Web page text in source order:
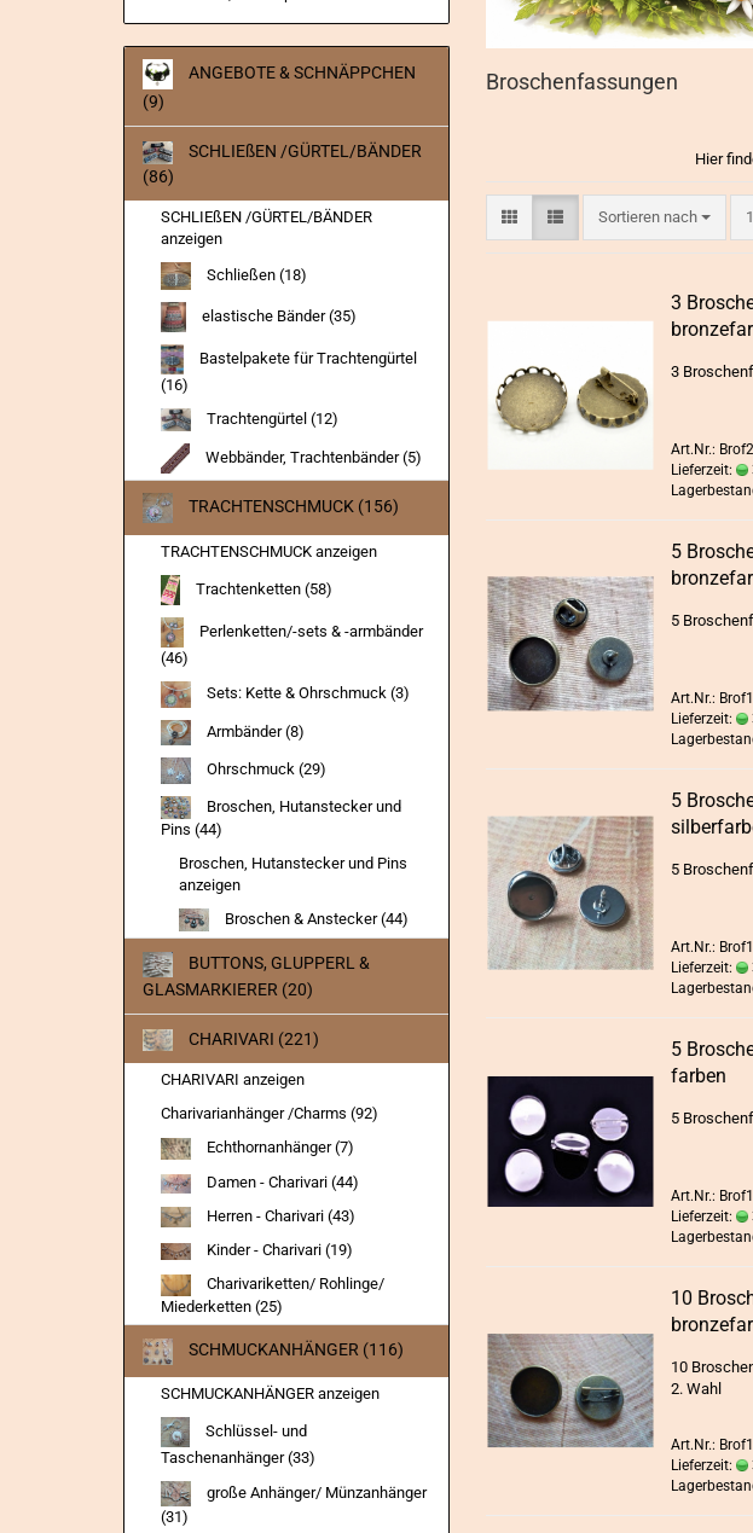
Broschenfassungen
Hier
Sortieren nach
Sortieren nach
3
3
Art.Nr.:
Lieferzeit:
5
5
Art.Nr.:
Lieferzeit:
5
5
Art.Nr.:
Lieferzeit:
5
far­ben
5
Art.Nr.:
Lieferzeit:
10
10
2. Wahl
Art.Nr.:
Lieferzeit:
ANGEBOTE & SCHNÄPPCHEN
(9)
SCHLIEßEN /GÜRTEL/BÄNDER
(86)
SCHLIEßEN /GÜRTEL/BÄNDER
anzeigen
Schließen (18)
elastische Bänder (35)
Bastelpakete für Trachtengürtel
(16)
Trachtengürtel (12)
Webbänder, Trachtenbänder (5)
TRACHTENSCHMUCK (156)
TRACHTENSCHMUCK anzeigen
Trachtenketten (58)
Perlenketten/-sets & -armbänder
(46)
Sets: Kette & Ohrschmuck (3)
Armbänder (8)
Ohrschmuck (29)
Broschen, Hutanstecker und
Pins (44)
Broschen, Hutanstecker und Pins
anzeigen
Broschen & Anstecker (44)
BUTTONS, GLUPPERL &
GLASMARKIERER (20)
CHARIVARI (221)
CHARIVARI anzeigen
Charivarianhänger /Charms (92)
Echthornanhänger (7)
Damen - Charivari (44)
Herren - Charivari (43)
Kinder - Charivari (19)
Charivariketten/ Rohlinge/
Miederketten (25)
SCHMUCKANHÄNGER (116)
SCHMUCKANHÄNGER anzeigen
Schlüssel- und
Taschenanhänger (33)
große Anhänger/ Münzanhänger
(31)